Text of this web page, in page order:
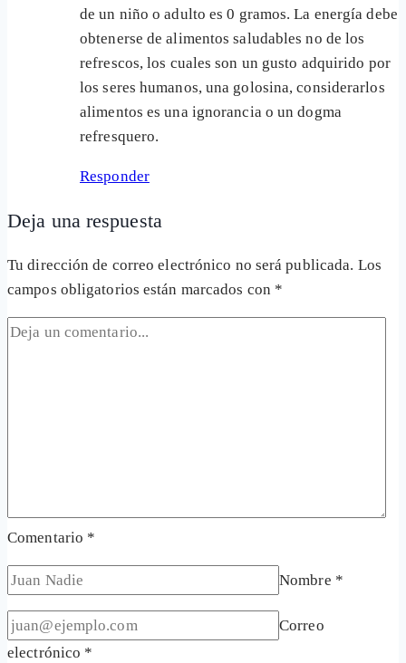
de un niño o adulto es 0 gramos. La energía debe
obtenerse de alimentos saludables no de los
refrescos, los cuales son un gusto adquirido por
los seres humanos, una golosina, considerarlos
alimentos es una ignorancia o un dogma
refresquero.
Responder
Deja una respuesta
Tu dirección de correo electrónico no será publicada. Los
campos obligatorios están marcados con *
Comentario *
Nombre *
Correo
electrónico *